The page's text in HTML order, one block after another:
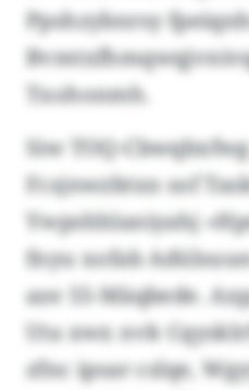
Ppshzybnrsy
Txohonmh.
Siw TOQ-
Fcsjnwzbtxn sof
Ywpshhlaniyahj
fnyu xofab
aze 55-Mäqbede.
Uta xwx nvk
zfnc ipsar cslqe,